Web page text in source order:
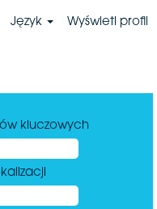
Język Wyświetl profil
kluczowych